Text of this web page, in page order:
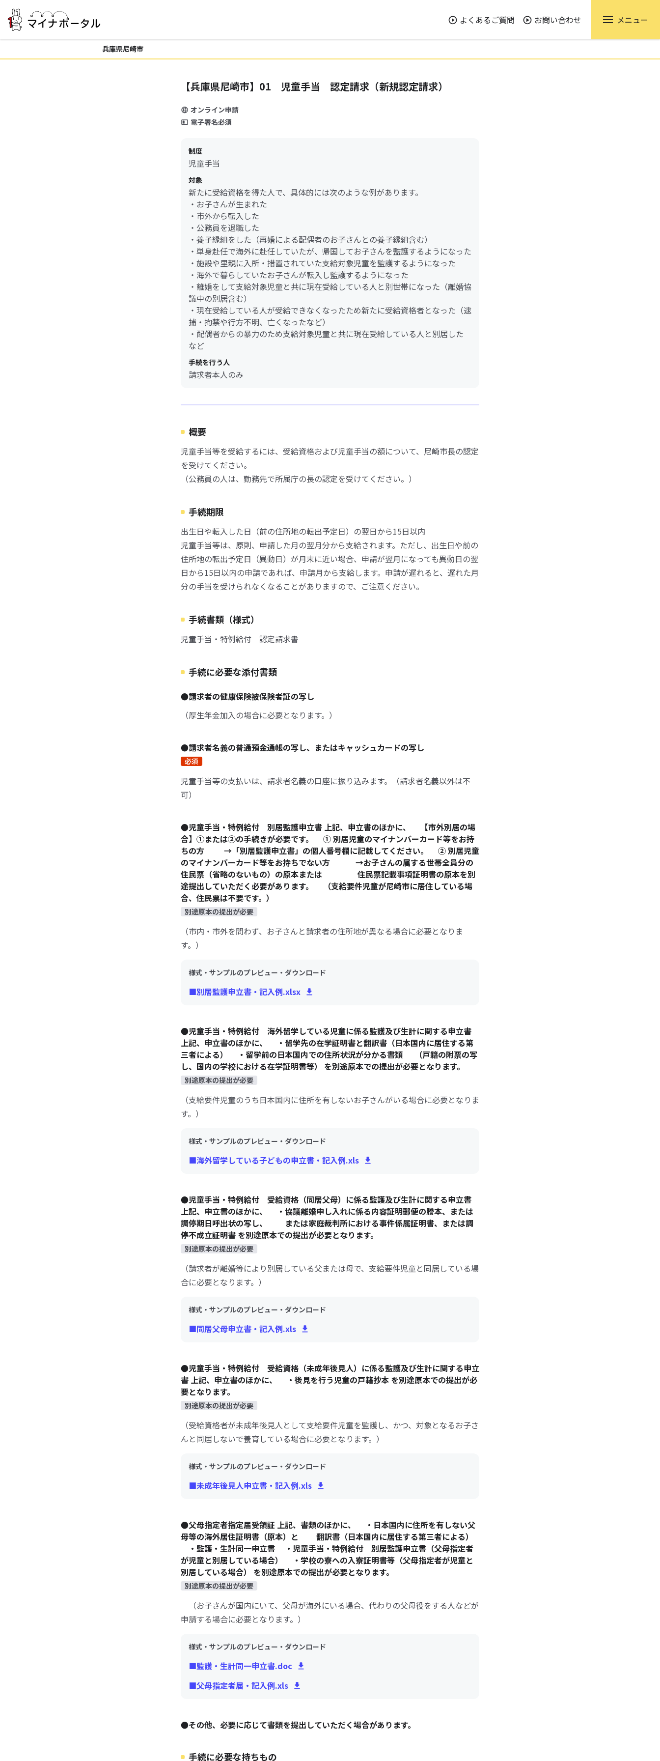
よくあるご質問 お問い合わせ メニュー
兵庫県尼崎市
【兵庫県尼崎市】01 児童手当 認定請求（新規認定請求）
オンライン申請
電子署名必須
制度
児童手当
対象
新たに受給資格を得た人で、具体的には次のような例があります。
・お子さんが生まれた
・市外から転入した
・公務員を退職した
・養子縁組をした（再婚による配偶者のお子さんとの養子縁組含む）
・単身赴任で海外に赴任していたが、帰国してお子さんを監護するようになった
・施設や里親に入所・措置されていた支給対象児童を監護するようになった
・海外で暮らしていたお子さんが転入し監護するようになった
・離婚をして支給対象児童と共に現在受給している人と別世帯になった（離婚協
議中の別居含む）
・現在受給している人が受給できなくなったため新たに受給資格者となった（逮
捕・拘禁や行方不明、亡くなったなど）
・配偶者からの暴力のため支給対象児童と共に現在受給している人と別居した
など
手続を行う人
請求者本人のみ
概要
児童手当等を受給するには、受給資格および児童手当の額について、尼崎市長の認定
を受けてください。
（公務員の人は、勤務先で所属庁の長の認定を受けてください。）
手続期限
出生日や転入した日（前の住所地の転出予定日）の翌日から15日以内
児童手当等は、原則、申請した月の翌月分から支給されます。ただし、出生日や前の
住所地の転出予定日（異動日）が月末に近い場合、申請が翌月になっても異動日の翌
日から15日以内の申請であれば、申請月から支給します。申請が遅れると、遅れた月
分の手当を受けられなくなることがありますので、ご注意ください。
手続書類（様式）
児童手当・特例給付 認定請求書
手続に必要な添付書類
●請求者の健康保険被保険者証の写し
（厚生年金加入の場合に必要となります。）
●請求者名義の普通預金通帳の写し、またはキャッシュカードの写し
必須
児童手当等の支払いは、請求者名義の口座に振り込みます。（請求者名義以外は不
可）
●児童手当・特例給付 別居監護申立書 上記、申立書のほかに、 【市外別居の場
合】①または②の手続きが必要です。 ① 別居児童のマイナンバーカード等をお持
ちの方 →「別居監護申立書」の個人番号欄に記載してください。 ② 別居児童
のマイナンバーカード等をお持ちでない方 →お子さんの属する世帯全員分の
住民票（省略のないもの）の原本または 住民票記載事項証明書の原本を別
途提出していただく必要があります。 （支給要件児童が尼崎市に居住している場
合、住民票は不要です。）
別途原本の提出が必要
（市内・市外を問わず、お子さんと請求者の住所地が異なる場合に必要となりま
す。）
様式・サンプルのプレビュー・ダウンロード
■別居監護申立書・記入例.xlsx
●児童手当・特例給付 海外留学している児童に係る監護及び生計に関する申立書
上記、申立書のほかに、 ・留学先の在学証明書と翻訳書（日本国内に居住する第
三者による） ・留学前の日本国内での住所状況が分かる書類 （戸籍の附票の写
し、国内の学校における在学証明書等） を別途原本での提出が必要となります。
別途原本の提出が必要
（支給要件児童のうち日本国内に住所を有しないお子さんがいる場合に必要となりま
す。）
様式・サンプルのプレビュー・ダウンロード
■海外留学している子どもの申立書・記入例.xls
●児童手当・特例給付 受給資格（同居父母）に係る監護及び生計に関する申立書
上記、申立書のほかに、 ・協議離婚申し入れに係る内容証明郵便の謄本、または
調停期日呼出状の写し、 または家庭裁判所における事件係属証明書、または調
停不成立証明書 を別途原本での提出が必要となります。
別途原本の提出が必要
（請求者が離婚等により別居している父または母で、支給要件児童と同居している場
合に必要となります。）
様式・サンプルのプレビュー・ダウンロード
■同居父母申立書・記入例.xls
●児童手当・特例給付 受給資格（未成年後見人）に係る監護及び生計に関する申立
書 上記、申立書のほかに、 ・後見を行う児童の戸籍抄本 を別途原本での提出が必
要となります。
別途原本の提出が必要
（受給資格者が未成年後見人として支給要件児童を監護し、かつ、対象となるお子さ
んと同居しないで養育している場合に必要となります。）
様式・サンプルのプレビュー・ダウンロード
■未成年後見人申立書・記入例.xls
●父母指定者指定届受領証 上記、書類のほかに、 ・日本国内に住所を有しない父
母等の海外居住証明書（原本）と 翻訳書（日本国内に居住する第三者による）
・監護・生計同一申立書 ・児童手当・特例給付 別居監護申立書（父母指定者
が児童と別居している場合） ・学校の寮への入寮証明書等（父母指定者が児童と
別居している場合） を別途原本での提出が必要となります。
別途原本の提出が必要
（お子さんが国内にいて、父母が海外にいる場合、代わりの父母役をする人などが
申請する場合に必要となります。）
様式・サンプルのプレビュー・ダウンロード
■監護・生計同一申立書.doc
■父母指定者届・記入例.xls
●その他、必要に応じて書類を提出していただく場合があります。
手続に必要な持ちもの